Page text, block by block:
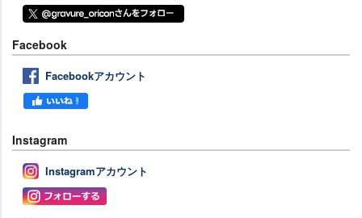
Facebook
Facebookアカウント
Instagram
Instagramアカウント